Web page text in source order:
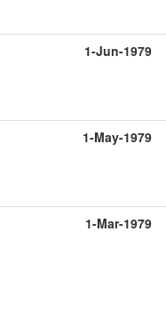
1-Jun-1979
1-May-1979
1-Mar-1979